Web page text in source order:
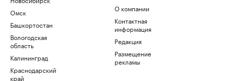
Омск
Башкортостан
Вологодская
область
Калининград
Краснодарский
край
О компании
Контактная
информация
Редакция
Размещение
рекламы